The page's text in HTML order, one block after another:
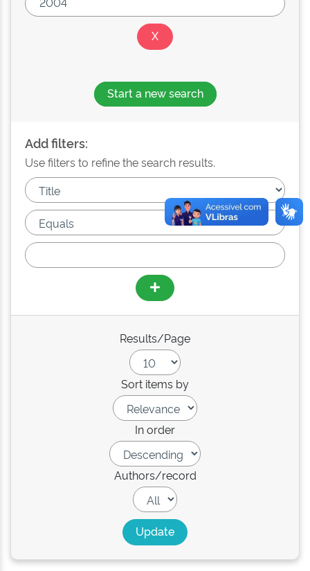
Start a new search
Add filters:
Use filters to refine the search results.
Results/Page
Sort items by
In order
Authors/record